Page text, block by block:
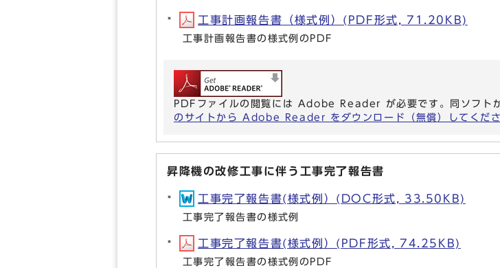
工事計画報告書（様式例）(PDF形式, 71.20KB)
工事計画報告書の様式例のPDF
PDFファイルの閲覧には Adobe Reader が必要です。同ソフト
のサイトから Adobe Reader をダウンロード（無償）してくださ
昇降機の改修工事に伴う工事完了報告書
工事完了報告書(様式例）(DOC形式, 33.50KB)
工事完了報告書の様式例
工事完了報告書(様式例）(PDF形式, 74.25KB)
工事完了報告書の様式例のPDF